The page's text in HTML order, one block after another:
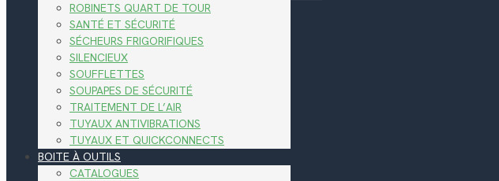
ROBINETS QUART DE TOUR
SANTÉ ET SÉCURITÉ
SÉCHEURS FRIGORIFIQUES
SILENCIEUX
SOUFFLETTES
SOUPAPES DE SÉCURITÉ
TRAITEMENT DE L’AIR
TUYAUX ANTIVIBRATIONS
TUYAUX ET QUICKCONNECTS
BOITE À OUTILS
CATALOGUES